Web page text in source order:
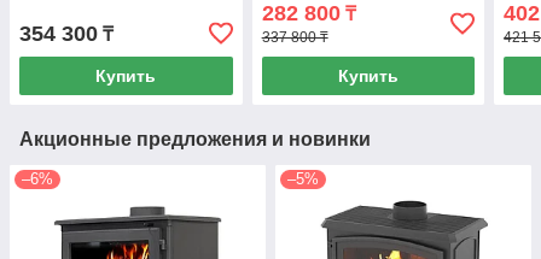
354 300 ₸
Купить
282 800₸
337 800 ₸
Купить
421
Акционные предложения и новинки
–6% –5%